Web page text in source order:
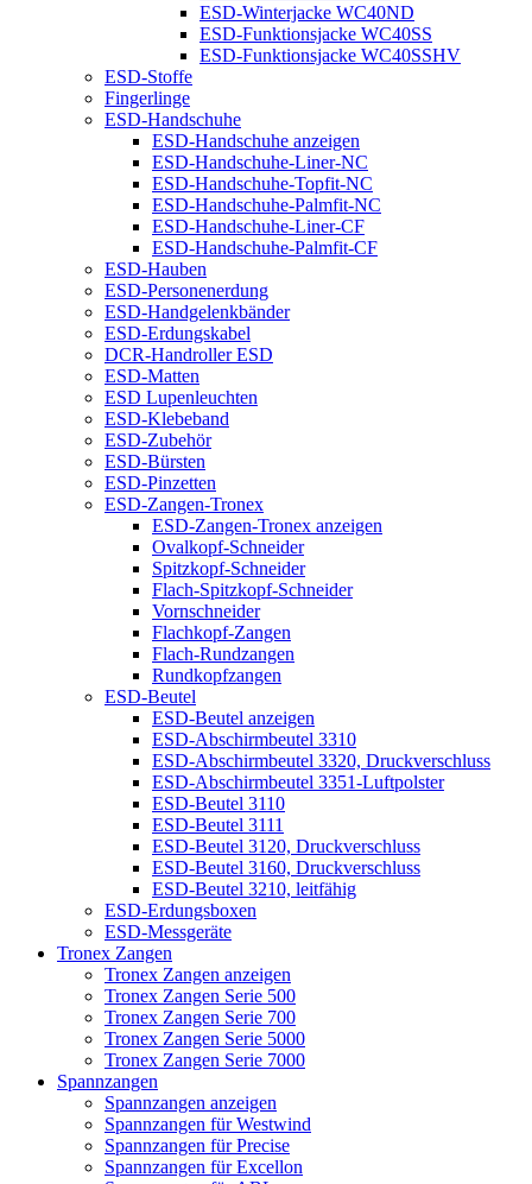
ESD-Winterjacke WC40ND
ESD-Funktionsjacke WC40SS
ESD-Funktionsjacke WC40SSHV
ESD-Stoffe
Fingerlinge
ESD-Handschuhe
ESD-Handschuhe anzeigen
ESD-Handschuhe-Liner-NC
ESD-Handschuhe-Topfit-NC
ESD-Handschuhe-Palmfit-NC
ESD-Handschuhe-Liner-CF
ESD-Handschuhe-Palmfit-CF
ESD-Hauben
ESD-Personenerdung
ESD-Handgelenkbänder
ESD-Erdungskabel
DCR-Handroller ESD
ESD-Matten
ESD Lupenleuchten
ESD-Klebeband
ESD-Zubehör
ESD-Bürsten
ESD-Pinzetten
ESD-Zangen-Tronex
ESD-Zangen-Tronex anzeigen
Ovalkopf-Schneider
Spitzkopf-Schneider
Flach-Spitzkopf-Schneider
Vornschneider
Flachkopf-Zangen
Flach-Rundzangen
Rundkopfzangen
ESD-Beutel
ESD-Beutel anzeigen
ESD-Abschirmbeutel 3310
ESD-Abschirmbeutel 3320, Druckverschluss
ESD-Abschirmbeutel 3351-Luftpolster
ESD-Beutel 3110
ESD-Beutel 3111
ESD-Beutel 3120, Druckverschluss
ESD-Beutel 3160, Druckverschluss
ESD-Beutel 3210, leitfähig
ESD-Erdungsboxen
ESD-Messgeräte
Tronex Zangen
Tronex Zangen anzeigen
Tronex Zangen Serie 500
Tronex Zangen Serie 700
Tronex Zangen Serie 5000
Tronex Zangen Serie 7000
Spannzangen
Spannzangen anzeigen
Spannzangen für Westwind
Spannzangen für Precise
Spannzangen für Excellon